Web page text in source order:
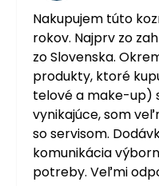
Nakupujem túto
rokov. Najprv zo
zo Slovenska.
produkty, ktoré
telové a make-up)
vynikajúce, som
so servisom.
komunikácia
potreby. Veľmi